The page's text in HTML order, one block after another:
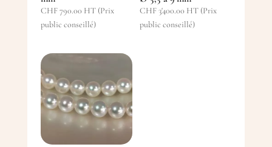
CHF790.00 HT (Prix
public conseillé)
CHF3'400.00 HT (Prix
public conseillé)